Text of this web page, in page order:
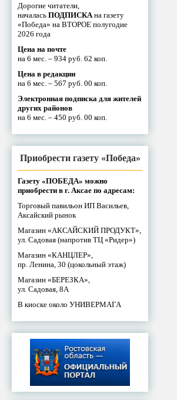
Дорогие читатели,
началась ПОДПИСКАна газету
«Победа» на ВТОРОЕ полугодие
2026 года
Цена на почте
на 6 мес. – 934 руб. 62 коп.
Цена в редакции
на 6 мес. – 567 руб. 00 коп.
Электронная подписка для жителей
других районов
на 6 мес. – 450 руб. 00 коп.
Приобрести газету «Победа»
Газету «ПОБЕДА» можно
приобрести в г. Аксае по адресам:
Торговый павильон ИП Васильев,
Аксайский рынок
Магазин «АКСАЙСКИЙ ПРОДУКТ»,
ул. Садовая (напротив ТЦ «Ридер»)
Магазин «КАНЦЛЕР»,
пр. Ленина, 30 (цокольный этаж)
Магазин «БЕРЕЗКА»,
ул. Садовая, 8А
В киоске около УНИВЕРМАГА